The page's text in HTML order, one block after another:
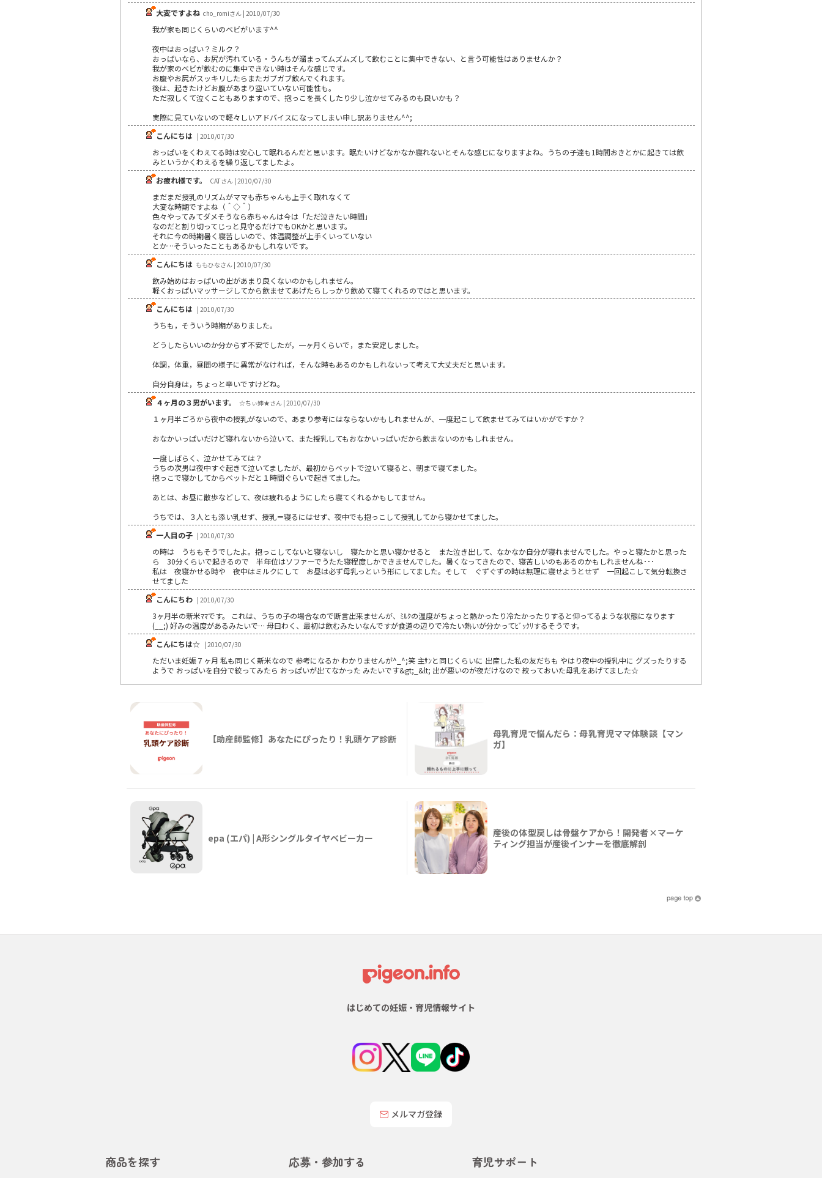
大変ですよね cho_romiさん | 2010/07/30
我が家も同じくらいのベビがいます^^
夜中はおっぱい？ミルク？
おっぱいなら、お尻が汚れている・うんちが溜まってムズムズして飲むことに集中できない、と言う可能性はありませんか？
我が家のベビが飲むのに集中できない時はそんな感じです。
お腹やお尻がスッキリしたらまたガブガブ飲んでくれます。
後は、起きたけどお腹があまり空いていない可能性も。
ただ寂しくて泣くこともありますので、抱っこを長くしたり少し泣かせてみるのも良いかも？
実際に見ていないので軽々しいアドバイスになってしまい申し訳ありません^^;
こんにちは | 2010/07/30
おっぱいをくわえてる時は安心して眠れるんだと思います。眠たいけどなかなか寝れないとそんな感じになりますよね。うちの子達も1時間おきとかに起きては飲
みというかくわえるを繰り返してましたよ。
お疲れ様です。
CATさん | 2010/07/30
まだまだ授乳のリズムがママも赤ちゃんも上手く取れなくて
大変な時期ですよね（＾◇＾）
色々やってみてダメそうなら赤ちゃんは今は「ただ泣きたい時間」
なのだと割り切ってじっと見守るだけでもOKかと思います。
それに今の時期暑く寝苦しいので、体温調整が上手くいっていない
とか…そういったこともあるかもしれないです。
こんにちは ももひなさん | 2010/07/30
飲み始めはおっぱいの出があまり良くないのかもしれません。
軽くおっぱいマッサージしてから飲ませてあげたらしっかり飲めて寝てくれるのではと思います。
こんにちは | 2010/07/30
うちも，そういう時期がありました。
どうしたらいいのか分からず不安でしたが，一ヶ月くらいで，また安定しました。
体調，体重，昼間の様子に異常がなければ，そんな時もあるのかもしれないって考えて大丈夫だと思います。
自分自身は，ちょっと辛いですけどね。
４ヶ月の３男がいます。
☆ちぃ姉★さん | 2010/07/30
１ヶ月半ごろから夜中の授乳がないので、あまり参考にはならないかもしれませんが、一度起こして飲ませてみてはいかがですか？
おなかいっぱいだけど寝れないから泣いて、また授乳してもおなかいっぱいだから飲まないのかもしれません。
一度しばらく、泣かせてみては？
うちの次男は夜中すぐ起きて泣いてましたが、最初からベットで泣いて寝ると、朝まで寝てました。
抱っこで寝かしてからベットだと１時間ぐらいで起きてました。
あとは、お昼に散歩などして、夜は疲れるようにしたら寝てくれるかもしてません。
うちでは、３人とも添い乳せず、授乳＝寝るにはせず、夜中でも抱っこして授乳してから寝かせてました。
一人目の子 | 2010/07/30
の時は うちもそうでしたよ。抱っこしてないと寝ないし 寝たかと思い寝かせると また泣き出して、なかなか自分が寝れませんでした。やっと寝たかと思った
ら 30分くらいで起きるので 半年位はソファーでうたた寝程度しかできませんでした。暑くなってきたので、寝苦しいのもあるのかもしれませんね･･･
私は 夜寝かせる時や 夜中はミルクにして お昼は必ず母乳っという形にしてました。そして ぐずぐずの時は無理に寝せようとせず 一回起こして気分転換さ
せてました
こんにちわ | 2010/07/30
3ヶ月半の新米ﾏﾏです。 これは、うちの子の場合なので断言出来ませんが、ﾐﾙｸの温度がちょっと熱かったり冷たかったりすると仰ってるような状態になります
(__;) 好みの温度があるみたいで… 母曰わく、最初は飲むみたいなんですが食道の辺りで冷たい熱いが分かってﾋﾞｯｸﾘするそうです。
こんにちは☆ | 2010/07/30
ただいま妊娠７ヶ月 私も同じく新米なので 参考になるか わかりませんが^_^;笑 主ｻﾝと同じくらいに 出産した私の友だちも やはり夜中の授乳中に グズったりする
ようで おっぱいを自分で絞ってみたら おっぱいが出てなかった みたいです&gt;_&lt; 出が悪いのが夜だけなので 絞っておいた母乳をあげてました☆
【助産師監修】あなたにぴったり！乳頭ケア診断
母乳育児で悩んだら：母乳育児ママ体験談【マン
ガ】
epa (エパ) | A形シングルタイヤベビーカー
産後の体型戻しは骨盤ケアから！開発者×マーケ
ティング担当が産後インナーを徹底解剖
はじめての妊娠・育児情報サイト
メルマガ登録
商品を探す 応募・参加する 育児サポート